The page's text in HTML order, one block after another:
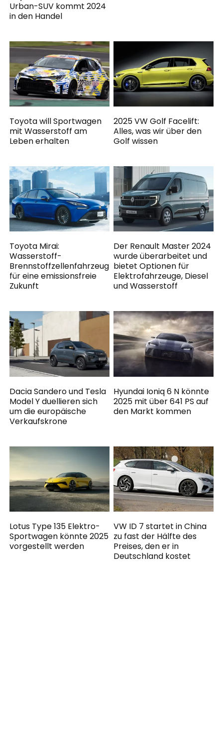
Urban-SUV kommt 2024
in den Handel
Toyota will Sportwagen
mit Wasserstoff am
Leben erhalten
2025 VW Golf Facelift:
Alles, was wir über den
Golf wissen
Toyota Mirai:
Wasserstoff-
Brennstoffzellenfahrzeug
für eine emissionsfreie
Zukunft
Der Renault Master 2024
wurde überarbeitet und
bietet Optionen für
Elektrofahrzeuge, Diesel
und Wasserstoff
Dacia Sandero und Tesla
Model Y duellieren sich
um die europäische
Verkaufskrone
Hyundai Ioniq 6 N könnte
2025 mit über 641 PS auf
den Markt kommen
Lotus Type 135 Elektro-
Sportwagen könnte 2025
vorgestellt werden
VW ID 7 startet in China
zu fast der Hälfte des
Preises, den er in
Deutschland kostet